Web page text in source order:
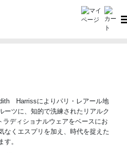
Harrissによりパリ・レアール地
ーツに、知的で洗練されたリアルク
ラディショナルウェアをベースにお
なくエスプリを加え、時代を捉えた
す。